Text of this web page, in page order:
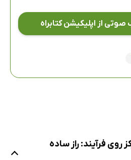
صوتی از اپلیکیشن کتابراه
فرآیند: راز ساده